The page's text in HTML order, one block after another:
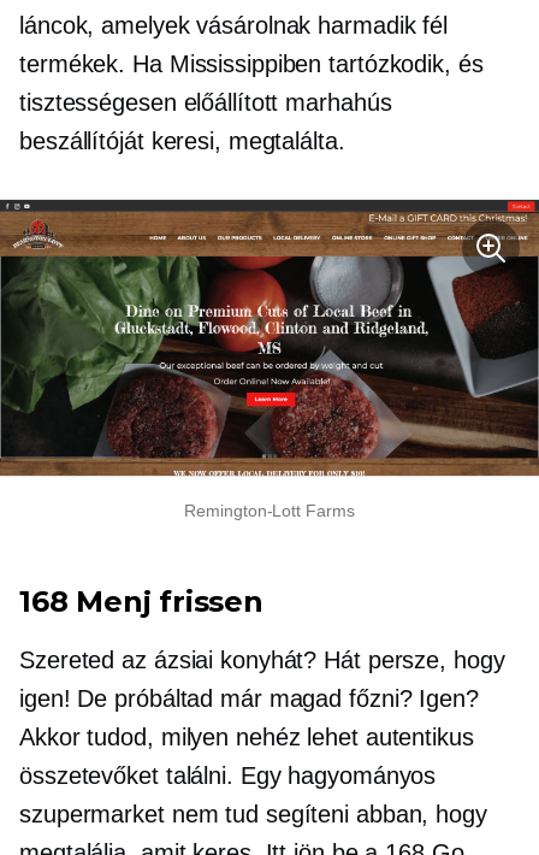
láncok, amelyek vásárolnak harmadik fél
termékek. Ha Mississippiben tartózkodik, és
tisztességesen előállított marhahús
beszállítóját keresi, megtalálta.
Remington-Lott Farms
168 Menj frissen
Szereted az ázsiai konyhát? Hát persze, hogy
igen! De próbáltad már magad főzni? Igen?
Akkor tudod, milyen nehéz lehet autentikus
összetevőket találni. Egy hagyományos
szupermarket nem tud segíteni abban, hogy